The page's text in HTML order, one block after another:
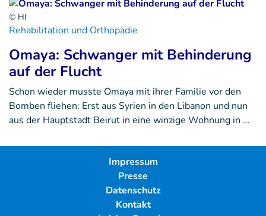
© HI
Rehabilitation und Orthopädie
Omaya: Schwanger mit Behinderung
auf der Flucht
Schon wieder musste Omaya mit ihrer Familie vor den
Bomben fliehen: Erst aus Syrien in den Libanon und nun
aus der Hauptstadt Beirut in eine winzige Wohnung in …
Impressum
Presse
Datenschutz
Kontakt